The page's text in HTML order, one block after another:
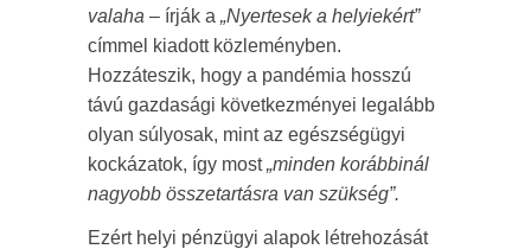
valaha – írják a „Nyertesek a helyiekért”
címmel kiadott közleményben.
Hozzáteszik, hogy a pandémia hosszú
távú gazdasági következményei legalább
olyan súlyosak, mint az egészségügyi
kockázatok, így most„minden korábbinál
nagyobb összetartásra van szükség”.
Ezért helyi pénzügyi alapok létrehozását